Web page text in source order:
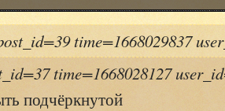
time=1668029837
time=1668028127
подчёркнутой